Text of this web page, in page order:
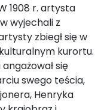
1908 r. artysta
wyjechali z
zbiegł się w
kurortu.
się
swego teścia,
Henryka